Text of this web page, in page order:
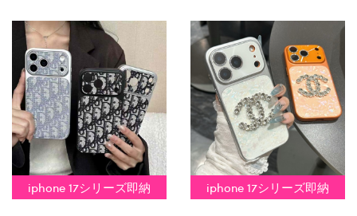
iphone 17シリーズ即納 iphone 17シリーズ即納